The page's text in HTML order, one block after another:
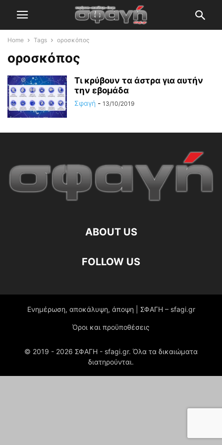
Home Tags οροσκόπος
οροσκόπος
Τι κρύβουν τα άστρα για αυτήν
την εβομάδα
Σφαγή - 13/10/2019
ABOUT US
FOLLOW US
Ενημέρωση, αποκάλυψη, άποψη | ΣΦΑΓΗ – sfagi.gr
Όροι και προϋποθέσεις
© 2019 - 2026 ΣΦΑΓΗ - sfagi.gr. Όλα τα δικαιώματα
διατηρούνται.